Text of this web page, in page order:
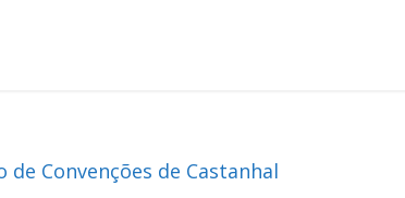
Convenções de Castanhal